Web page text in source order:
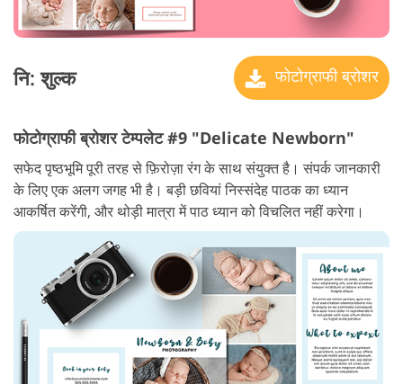
नि: शुल्क फोटोग्राफी ब्रोशर
फोटोग्राफी ब्रोशर टेम्पलेट #9 "Delicate Newborn"
सफेद पृष्ठभूमि पूरी तरह से फ़िरोज़ा रंग के साथ संयुक्त है। संपर्क जानकारी
के लिए एक अलग जगह भी है। बड़ी छवियां निस्संदेह पाठक का ध्यान
आकर्षित करेंगी, और थोड़ी मात्रा में पाठ ध्यान को विचलित नहीं करेगा।